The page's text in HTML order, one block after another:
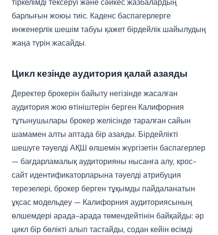
тіркелімді тексеруі және сәйкес жазбалардың
барлығын жоюы тиіс. Каденс баспагерлерге
инженерлік шешім табуы қажет бірдейлік шайылудың
жаңа түрін жасайды.
Цикл кезінде аудитория қалай азаяды
Деректер брокерін байыту негізінде жасалған
аудитория жою өтініштерін берген Калифорния
тұтынушылары брокер желісінде таралған сайын
шамамен алты аптада бір азаяды. Бірдейлікті
шешуге тәуелді АҚШ өлшемін жүргізетін баспагерлер
— бағдарламалық аудиторияны нысанға алу, крос-
сайт идентификаторларына тәуелді атрибуция
терезелері, брокер берген тұқымды пайдаланатын
ұқсас модельдеу — Калифорния аудиториясының
өлшемдері арада-арада төмендейтінін байқайды: әр
цикл бір бөлікті алып тастайды, содан кейін өсімді